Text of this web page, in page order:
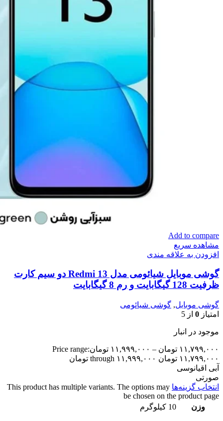
Add to compare
مشاهده سریع
افزودن به علاقه مندی
گوشی موبایل شیائومی مدل Redmi 13 دو سیم کارت
ظرفیت 128 گیگابایت و رم 8 گیگابایت
گوشی موبایل, گوشی شیائومی
امتیاز 0 از 5
موجود در انبار
۱۱,۷۹۹,۰۰۰ تومان – ۱۱,۹۹۹,۰۰۰ تومانPrice range:
۱۱,۷۹۹,۰۰۰ تومان through ۱۱,۹۹۹,۰۰۰ تومان
آبی اقیانوسی
صورتی
انتخاب گزینه‌ها This product has multiple variants. The options may
be chosen on the product page
وزن
10 کیلوگرم